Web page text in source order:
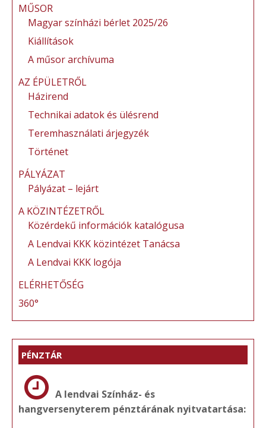
o
o
k
e
g
MŰSOR
Magyar színházi bérlet 2025/26
Kiállítások
A műsor archívuma
AZ ÉPÜLETRŐL
Házirend
Technikai adatok és ülésrend
Teremhasználati árjegyzék
Történet
PÁLYÁZAT
Pályázat – lejárt
A KÖZINTÉZETRŐL
Közérdekű információk katalógusa
A Lendvai KKK közintézet Tanácsa
A Lendvai KKK logója
ELÉRHETŐSÉG
360°
PÉNZTÁR
A lendvai Színház- és
hangversenyterem pénztárának nyitvatartása: